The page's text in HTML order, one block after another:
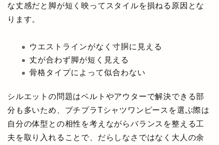
な丈感だと脚が短く映ってスタイルを損ねる原因とな
ります。
ウエストラインがなく寸胴に見える
丈が合わず脚が短く見える
骨格タイプによって似合わない
シルエットの問題はベルトやアウターで解決できる部
分も多いため、プチプラTシャツワンピースを選ぶ際は
自分の体型との相性を考えながらバランスを整える工
夫を取り入れることで、だらしなさではなく大人の余